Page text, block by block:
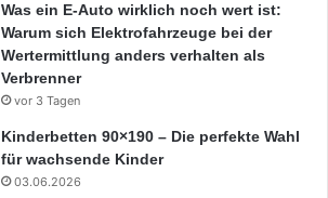
Was ein E-Auto wirklich noch wert ist:
Warum sich Elektrofahrzeuge bei der
Wertermittlung anders verhalten als
Verbrenner
vor 3 Tagen
Kinderbetten 90×190 – Die perfekte Wahl
für wachsende Kinder
03.06.2026